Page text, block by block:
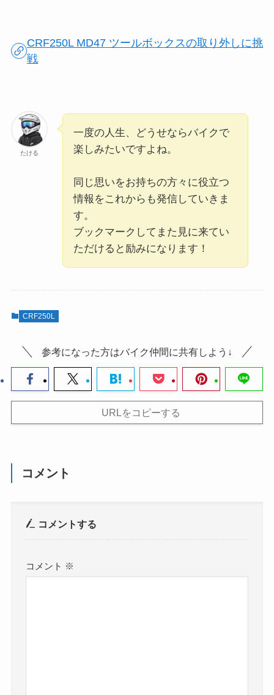
CRF250L MD47 ツールボックスの取り外しに挑
戦
たける
一度の人生、どうせならバイクで
楽しみたいですよね。
同じ思いをお持ちの方々に役立つ
情報をこれからも発信していきま
す。
ブックマークしてまた見に来てい
ただけると励みになります！
CRF250L
参考になった方はバイク仲間に共有しよう↓
URLをコピーする
コメント
コメントする
コメント ※